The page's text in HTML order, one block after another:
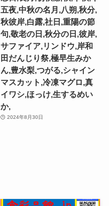
五夜,中秋の名月,八朔,秋分,
秋彼岸,白露,社日,重陽の節
句,敬老の日,秋分の日,彼岸,
サファイア,リンドウ,岸和
田だんじり祭,極早生みか
ん,豊水梨,つがる,シャイン
マスカット,冷凍マグロ,真
イワシ,ほっけ,生するめい
か,
2024年8月30日